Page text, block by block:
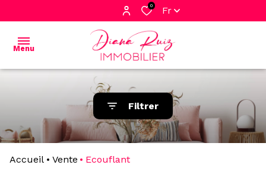
0 Fr
Menu
DE L'AGENCE
BIENS
A
Filtrer
Accueil Vente Ecouflant